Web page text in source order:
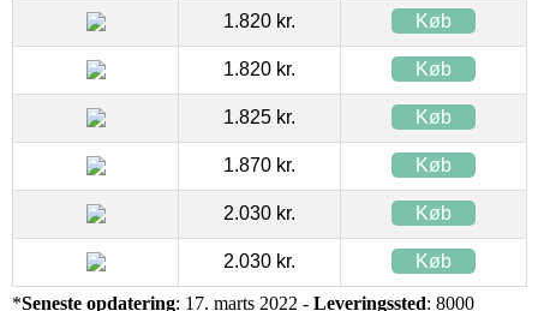
1.820 kr. Køb
1.820 kr. Køb
1.825 kr. Køb
1.870 kr. Køb
2.030 kr. Køb
2.030 kr. Køb
*Seneste opdatering: 17. marts 2022 - Leveringssted: 8000